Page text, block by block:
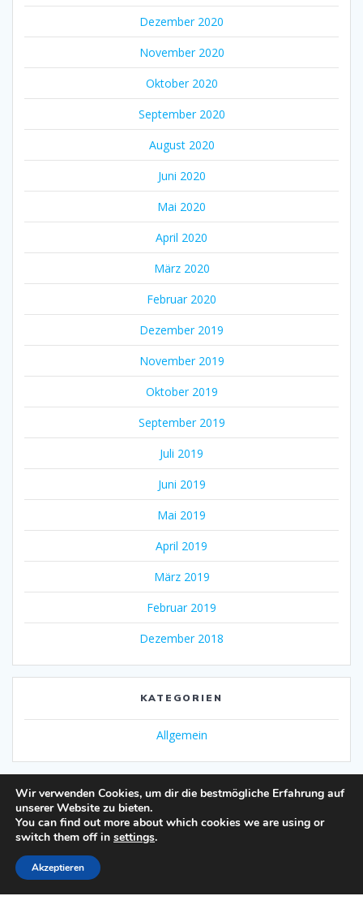
Dezember 2020
November 2020
Oktober 2020
September 2020
August 2020
Juni 2020
Mai 2020
April 2020
März 2020
Februar 2020
Dezember 2019
November 2019
Oktober 2019
September 2019
Juli 2019
Juni 2019
Mai 2019
April 2019
März 2019
Februar 2019
Dezember 2018
KATEGORIEN
Allgemein
Impressum und Datenschutzerklärung
Wir verwenden Cookies, um dir die bestmögliche Erfahrung auf
unserer Website zu bieten.
You can find out more about which cookies we are using or
switch them off in settings.
Akzeptieren